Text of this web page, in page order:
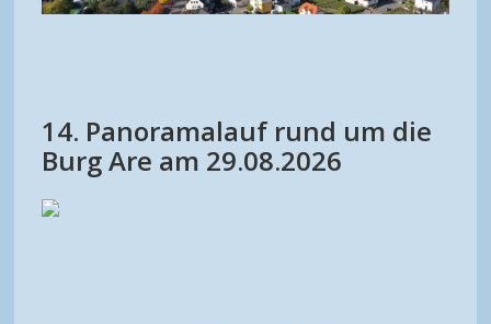
14. Panoramalauf rund um die
Burg Are am 29.08.2026